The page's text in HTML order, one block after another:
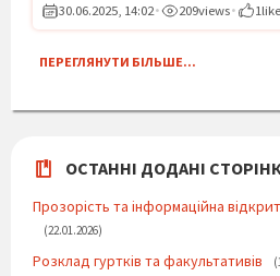
30.06.2025, 14:02• 209views• 1
ПЕРЕГЛЯНУТИ БІЛЬШЕ...
ОСТАННІ ДОДАНІ
Прозорість та інформаційна
22.01.2026
Розклад гуртків та факультативів